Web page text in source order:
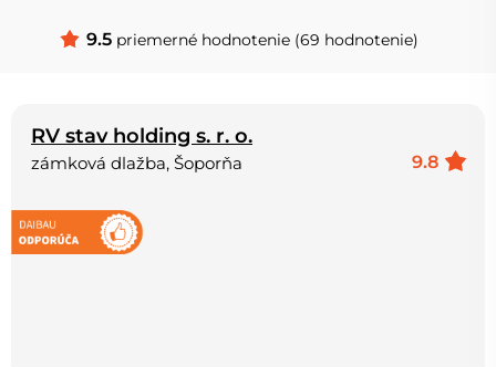
9.5priemerné hodnotenie (69 hodnotenie)
RV stav holding s. r. o.
9.8
zámková dlažba, Šoporňa